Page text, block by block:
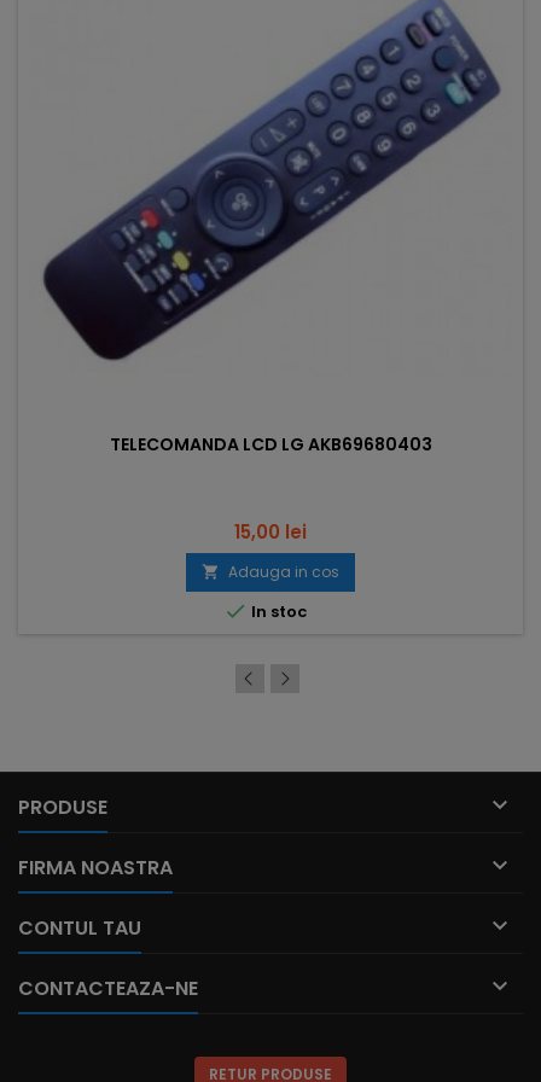
TELECOMANDA LCD LG AKB69680403
Pret
15,00 lei
 Adauga in cos
 In stoc
PRODUSE 
FIRMA NOASTRA 
CONTUL TAU 
CONTACTEAZA-NE 
RETUR PRODUSE